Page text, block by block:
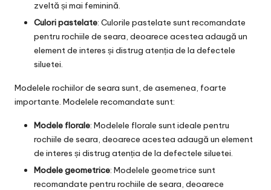
zveltă și mai feminină.
Culori pastelate: Culorile pastelate sunt recomandate
pentru rochiile de seara, deoarece acestea adaugă un
element de interes și distrug atenția de la defectele
siluetei.
Modelele rochiilor de seara sunt, de asemenea, foarte
importante. Modelele recomandate sunt:
Modele florale: Modelele florale sunt ideale pentru
rochiile de seara, deoarece acestea adaugă un element
de interes și distrug atenția de la defectele siluetei.
Modele geometrice: Modelele geometrice sunt
recomandate pentru rochiile de seara, deoarece